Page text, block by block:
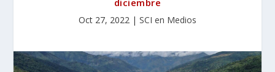
diciembre
Oct 27, 2022 | SCI en Medios